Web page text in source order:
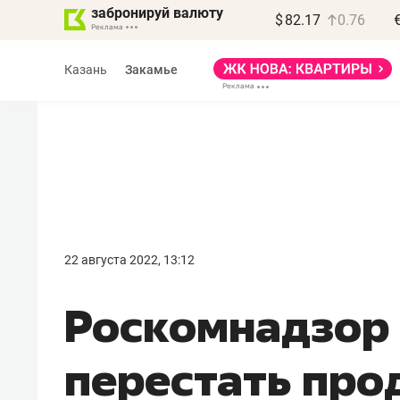
забронируй валюту $ 82.17 0.76
Казань Закамье
22 августа 2022, 13:12
перестать
правил, бизнес может
потерять минимум